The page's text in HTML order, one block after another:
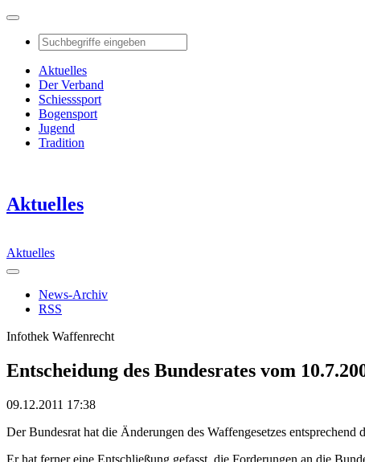
Aktuelles
Der Verband
Schiesssport
Bogensport
Jugend
Tradition
Aktuelles
Aktuelles
News-Archiv
RSS
Infothek Waffenrecht
Entscheidung des Bundesrates vom
09.12.2011 17:38
Der Bundesrat hat die Änderungen des Waffengesetzes entsprechend
Er hat ferner eine Entschließung gefasst, die Forderungen an die